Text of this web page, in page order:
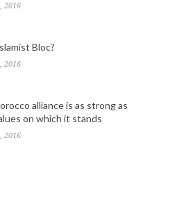
2016
Bloc?
2016
alliance is as strong as
on which it stands
2016